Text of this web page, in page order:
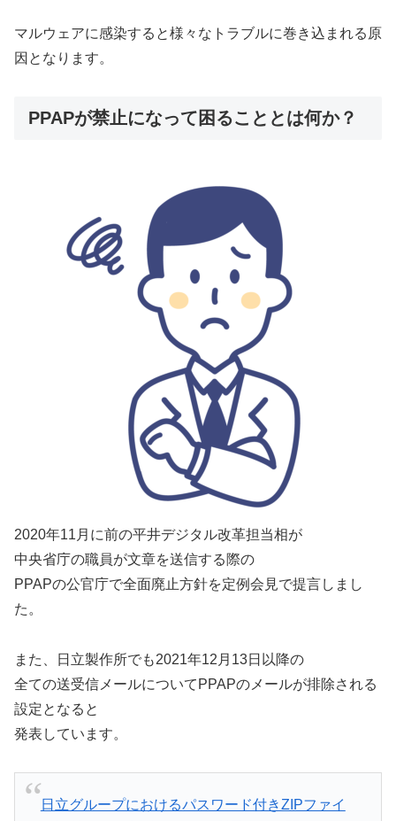
マルウェアに感染すると様々なトラブルに巻き込まれる原
因となります。
PPAPが禁止になって困ることとは何か？
2020年11月に前の平井デジタル改革担当相が
中央省庁の職員が文章を送信する際の
PPAPの公官庁で全面廃止方針を定例会見で提言しまし
た。
また、日立製作所でも2021年12月13日以降の
全ての送受信メールについてPPAPのメールが排除される
設定となると
発表しています。
日立グループにおけるパスワード付きZIPファイ